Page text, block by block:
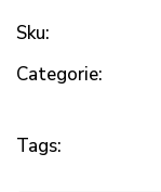
Sku:
Categorie:
Tags: